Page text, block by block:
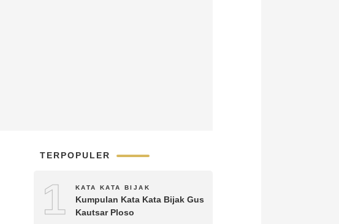
TERPOPULER
1 KATA KATA BIJAK
Kumpulan Kata Kata Bijak Gus
Kautsar Ploso